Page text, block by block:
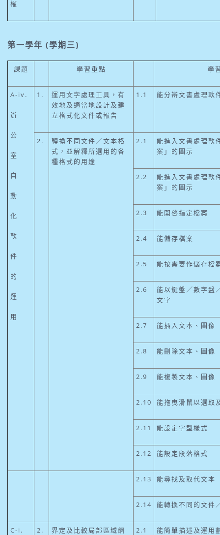
權
第一學年 (學期三)
課題 學習重點 學
A-iv.
辦
公
室
自
動
化
軟
件
的
運
用
1.
運用文字處理工具，有
效地及適當地設計及建
立格式化文件或報告
1.1 能分辨文書處理軟
2.
轉換不同文件／文本格
式，並解釋所選用的各
種格式的用途
2.1
能進入文書處理軟
案」的圖示
2.2
能進入文書處理軟
案」的圖示
2.3 能開啓指定檔案
2.4 能儲存檔案
2.5 能按需要作儲存檔
2.6
能以鍵盤／數字盤
文字
2.7 能插入文本、圖像
2.8 能刪除文本、圖像
2.9 能複製文本、圖像
2.10 能拖曳滑鼠以選取
2.11 能設定字型樣式
2.12 能設定段落格式
2.13 能尋找及取代文本
2.14 能轉換不同的文件
C-i.
2.
界定及比較局部區域網
2.1
能簡單描述及運用